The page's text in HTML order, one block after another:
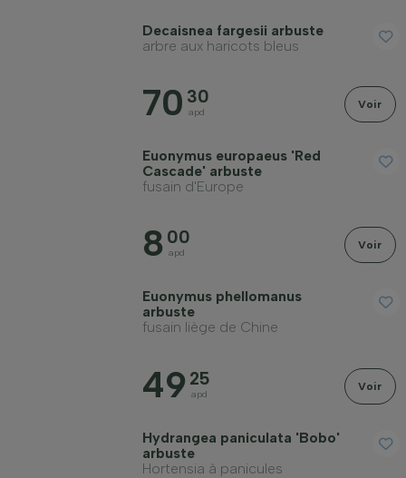
Decaisnea fargesii arbuste
arbre aux haricots bleus
70 30
apd
Voir
Euonymus europaeus 'Red
Cascade' arbuste
fusain d'Europe
8 00
apd
Voir
Euonymus phellomanus
arbuste
fusain liège de Chine
49 25
apd
Voir
Hydrangea paniculata 'Bobo'
arbuste
Hortensia à panicules